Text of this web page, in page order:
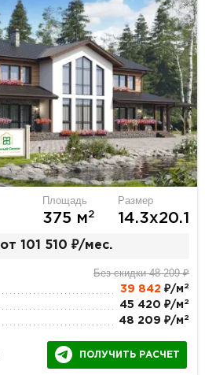
Площадь
375 м2
Размер
14.3х20.1
от 101 510 ₽/мес.
Без скидки 48 209 ₽
39 842 ₽/м 2
45 420 ₽/м 2
48 209 ₽/м 2
ПОЛУЧИТЬ РАСЧЕТ